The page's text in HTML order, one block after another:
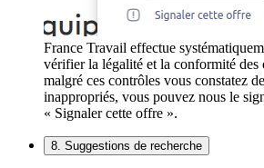
France Travail effectue
vérifier la légalité et la conformité des
malgré ces contrôles vous constatez
inappropriés, vous pouvez nous le
« Signaler cette offre ».
8. Suggestions de recherche